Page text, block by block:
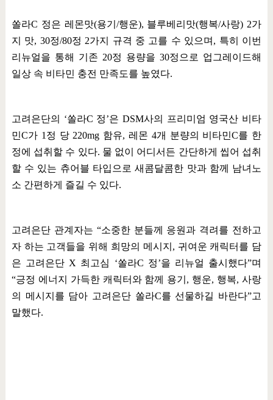
쏠라C 정은 레몬맛(용기 /행운), 블루베리맛(행복/사랑) 2가
지 맛, 30정/80정 2가지 규격 중 고를 수 있으며 , 특히 이번
리뉴얼을 통해 기존 20정 용량을30정으로 업그레이드해
일상 속 비타민 충전 만족도를 높였다.
고려은단의 ‘쏠라C 정’은DSM사의 프리미엄 영국산 비타
민C가 1 정 당 220mg 함유, 레몬 4개 분량의 비타민C를 한
정에 섭취할 수 있다. 물 없이 어디서든 간단하게 씹어 섭취
할 수 있는 츄어블 타입으로 새콤달콤한 맛과 함께 남녀노
소 간편하게 즐길 수 있다.
고려은단 관계자는 “소중한 분들께 응원과 격려를 전하고
자 하는 고객들을 위해 희망의 메시지 , 귀여운 캐릭터를 담
은 고려은단 X 최고심 ‘쏠라C 정’을 리뉴얼 출시했다”며
“긍정 에너지 가득한 캐릭터와 함께 용기 , 행운, 행복,사랑
의 메시지를 담아 고려은단 쏠라C를 선물하길 바란다”고
말했다.